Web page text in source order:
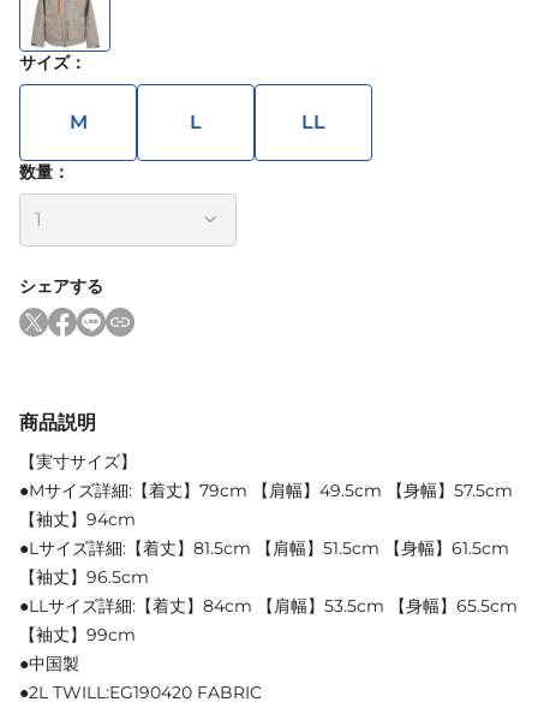
サイズ：
M L LL
数量：
シェアする
商品説明
【実寸サイズ】
●Mサイズ詳細:【着丈】79cm 【肩幅】49.5cm 【身幅】57.5cm
【袖丈】94cm
●Lサイズ詳細:【着丈】81.5cm 【肩幅】51.5cm 【身幅】61.5cm
【袖丈】96.5cm
●LLサイズ詳細:【着丈】84cm 【肩幅】53.5cm 【身幅】65.5cm
【袖丈】99cm
●中国製
●2L TWILL:EG190420 FABRIC